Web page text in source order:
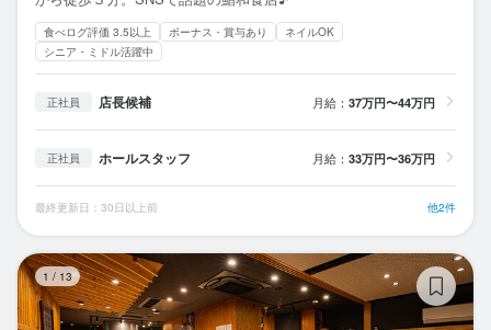
食べログ評価 3.5以上 ボーナス・賞与あり
ネイルOK
シニア・ミドル活躍中
正社員 店長候補 月給： 37万円〜44万円
正社員 ホールスタッフ 月給： 33万円〜36万円
最終更新日：30日以上前 他2件
1 / 13